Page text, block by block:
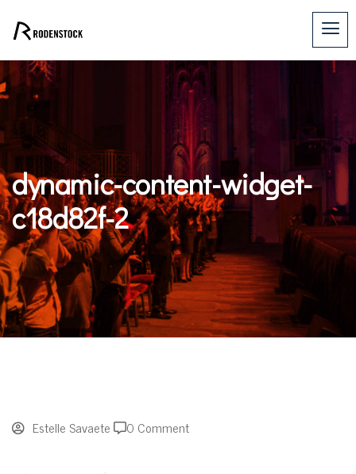
dynamic-content-widget-
c18d82f-2
Estelle Savaete 0 Comment